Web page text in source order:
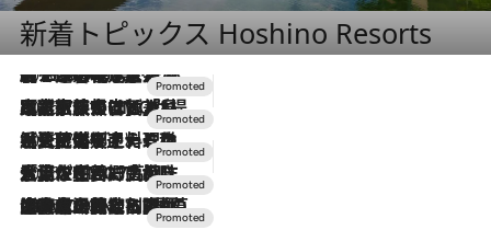
新着トピックス Hoshino Resorts
2026.8.7
【トンボの足水浴】ヒノキの香りに包まれて涼感マックス！約13℃の湧水かけ流しを避暑地「星野温泉 トンボの湯」で体験
2026.7.31
【ホテル帰省】という選択肢をOMOが提案。家族とほどよい距離を保つには「昼は実家、夜は気兼ねなくホテルで！」
2026.7.24
【夏限定ディナーコース】旬を迎える稚鮎や花ズッキーニなどをイタリア・トスカーナの郷土料理の手法で満喫！
2026.7.17
「土佐和ハーブかき氷」がOMO7高知に登場！生姜、山椒、大葉など目にも舌にも涼を呼ぶ郷土の味
2026.7.10
NEW OPEN！【界 草津】名湯の地に誕生。趣の異なる2種の温泉と上州ならではの会席・蕎麦割烹など美食を味わう究極の癒やし旅